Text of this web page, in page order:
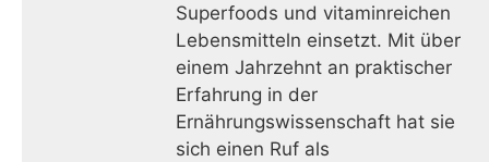
Superfoods und vitaminreichen
Lebensmitteln einsetzt. Mit über
einem Jahrzehnt an praktischer
Erfahrung in der
Ernährungswissenschaft hat sie
sich einen Ruf als